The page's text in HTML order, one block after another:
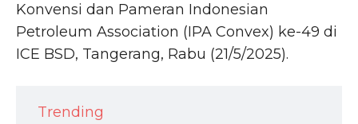
Konvensi dan Pameran Indonesian
Petroleum Association (IPA Convex) ke-49 di
ICE BSD, Tangerang, Rabu (21/5/2025).
Trending